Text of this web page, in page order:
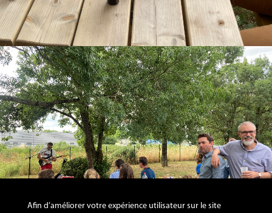
Afin d’améliorer votre expérience utilisateur sur le site